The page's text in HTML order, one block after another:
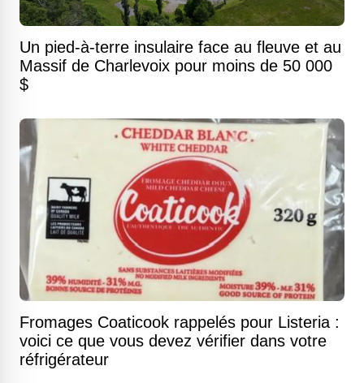
Un pied-à-terre insulaire face au fleuve et au
Massif de Charlevoix pour moins de 50 000
$
Fromages Coaticook rappelés pour Listeria :
voici ce que vous devez vérifier dans votre
réfrigérateur